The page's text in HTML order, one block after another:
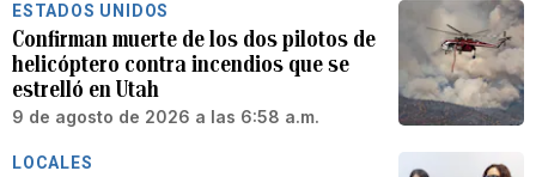
ESTADOS UNIDOS
Confirman muerte de los dos pilotos de
helicóptero contra incendios que se
estrelló en Utah
9 de agosto de 2026 a las 6:58 a.m.
LOCALES